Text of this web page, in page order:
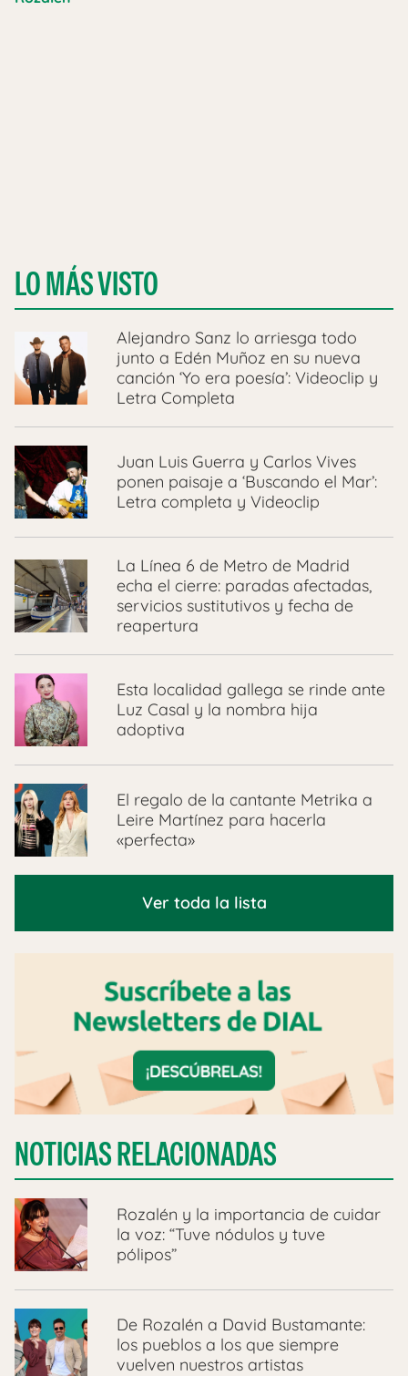
LO MÁS VISTO
Alejandro Sanz lo arriesga todo
junto a Edén Muñoz en su nueva
canción ‘Yo era poesía’: Videoclip y
Letra Completa
Juan Luis Guerra y Carlos Vives
ponen paisaje a ‘Buscando el Mar’:
Letra completa y Videoclip
La Línea 6 de Metro de Madrid
echa el cierre: paradas afectadas,
servicios sustitutivos y fecha de
reapertura
Esta localidad gallega se rinde ante
Luz Casal y la nombra hija
adoptiva
El regalo de la cantante Metrika a
Leire Martínez para hacerla
«perfecta»
Ver toda la lista
NOTICIAS RELACIONADAS
Rozalén y la importancia de cuidar
la voz: “Tuve nódulos y tuve
pólipos”
De Rozalén a David Bustamante:
los pueblos a los que siempre
vuelven nuestros artistas